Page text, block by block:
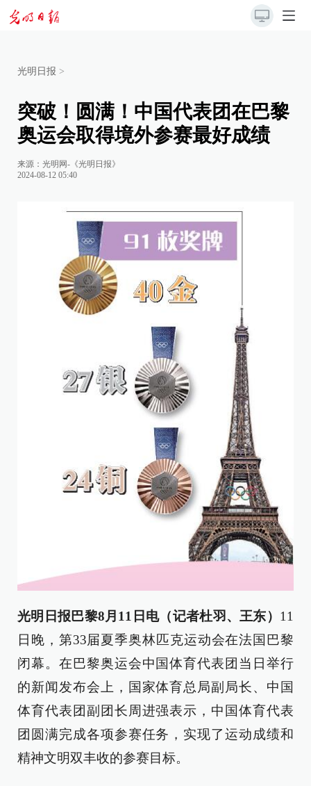
光明日报 >
突破！圆满！中国代表团在巴黎
奥运会取得境外参赛最好成绩
来源： 光明网-《光明日报》
2024-08-12 05:40
光明日报巴黎8月11日电（记者杜羽、王东） 11
日晚，第33届夏季奥林匹克运动会在法国巴黎
闭幕。在巴黎奥运会中国体育代表团当日举行
的新闻发布会上，国家体育总局副局长、中国
体育代表团副团长周进强表示，中国体育代表
团圆满完成各项参赛任务，实现了运动成绩和
精神文明双丰收的参赛目标。